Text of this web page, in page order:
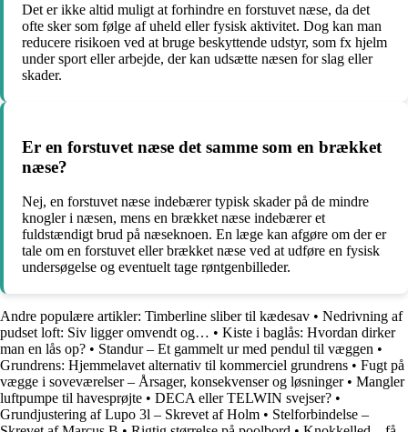
Det er ikke altid muligt at forhindre en forstuvet næse, da det
ofte sker som følge af uheld eller fysisk aktivitet. Dog kan man
reducere risikoen ved at bruge beskyttende udstyr, som fx hjelm
under sport eller arbejde, der kan udsætte næsen for slag eller
skader.
Er en forstuvet næse det samme som en brækket
næse?
Nej, en forstuvet næse indebærer typisk skader på de mindre
knogler i næsen, mens en brækket næse indebærer et
fuldstændigt brud på næseknoen. En læge kan afgøre om der er
tale om en forstuvet eller brækket næse ved at udføre en fysisk
undersøgelse og eventuelt tage røntgenbilleder.
Andre populære artikler: Timberline sliber til kædesav • Nedrivning af
pudset loft: Siv ligger omvendt og… • Kiste i baglås: Hvordan dirker
man en lås op? • Standur – Et gammelt ur med pendul til væggen •
Grundrens: Hjemmelavet alternativ til kommerciel grundrens • Fugt på
vægge i soveværelser – Årsager, konsekvenser og løsninger• Mangler
luftpumpe til havesprøjte • DECA eller TELWIN svejser? •
Grundjustering af Lupo 3l – Skrevet af Holm • Stelforbindelse –